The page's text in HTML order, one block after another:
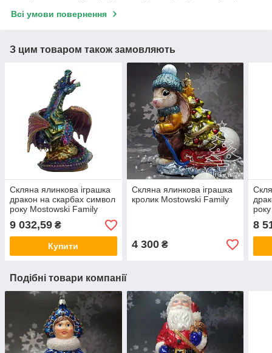
Всі умови повернення
З цим товаром також замовляють
Скляна ялинкова іграшка
дракон на скарбах символ
року Mostowski Family
9 032,59 ₴
Купити
Скляна ялинкова іграшка
кролик Mostowski Family
4 300₴
8
Подібні товари компанії